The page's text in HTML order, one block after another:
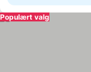
Populært valg